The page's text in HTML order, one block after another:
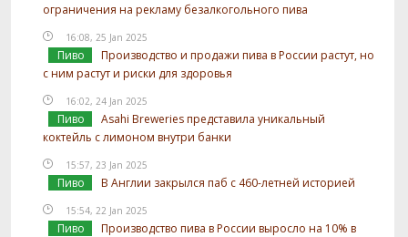
ограничения на рекламу безалкогольного пива
16:08, 25 Jan 2025
Пиво
Производство и продажи пива в России растут, но
с ним растут и риски для здоровья
16:02, 24 Jan 2025
Пиво
Asahi Breweries представила уникальный
коктейль с лимоном внутри банки
15:57, 23 Jan 2025
Пиво В Англии закрылся паб с 460-летней историей
15:54, 22 Jan 2025
Пиво
Производство пива в России выросло на 10% в